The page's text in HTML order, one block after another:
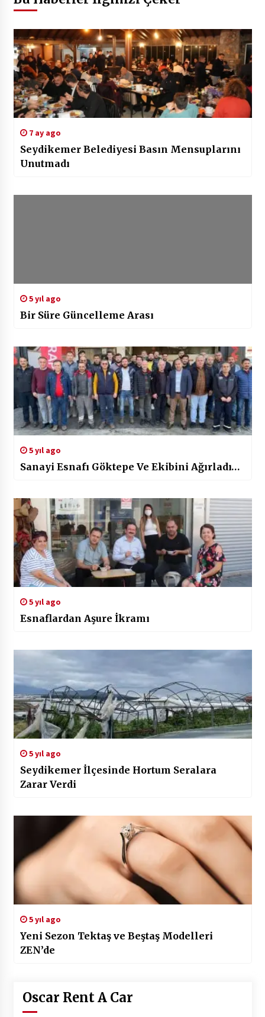
7 ay ago
Seydikemer Belediyesi Basın Mensuplarını
Unutmadı
5 yıl ago
Bir Süre Güncelleme Arası
5 yıl ago
Sanayi Esnafı Göktepe Ve Ekibini Ağırladı…
5 yıl ago
Esnaflardan Aşure İkramı
5 yıl ago
Seydikemer İlçesinde Hortum Seralara
Zarar Verdi
5 yıl ago
Yeni Sezon Tektaş ve Beştaş Modelleri
ZEN’de
Oscar Rent A Car